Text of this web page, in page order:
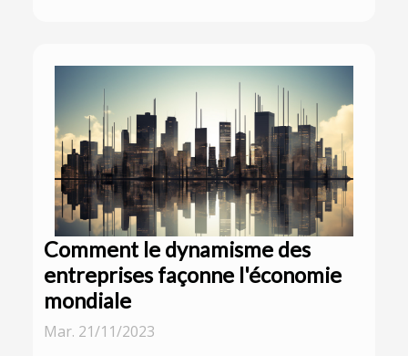
Comment le dynamisme des
entreprises façonne l'économie
mondiale
Mar. 21/11/2023